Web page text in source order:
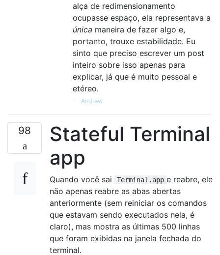
alça de redimensionamento
ocupasse espaço, ela representava a
única maneira de fazer algo e,
portanto, trouxe estabilidade. Eu
sinto que preciso escrever um post
inteiro sobre isso apenas para
explicar, já que é muito pessoal e
etéreo.
— Andrew
98
Stateful Terminal
app
Quando você sai Terminal.app e reabre, ele
não apenas reabre as abas abertas
anteriormente (sem reiniciar os comandos
que estavam sendo executados nela, é
claro), mas mostra as últimas 500 linhas
que foram exibidas na janela fechada do
terminal.